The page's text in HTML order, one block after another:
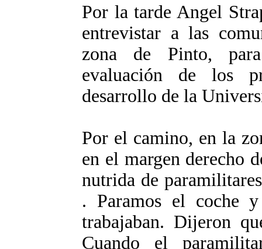
Por la tarde Angel
entrevistar a las
zona de Pinto,
evaluación de los
desarrollo de la
Por el camino, en la
en el margen derecho
nutrida de
. Paramos el coche
trabajaban. Dijeron
Cuando el